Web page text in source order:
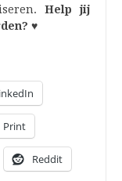
Help jij
♥
Print
Reddit